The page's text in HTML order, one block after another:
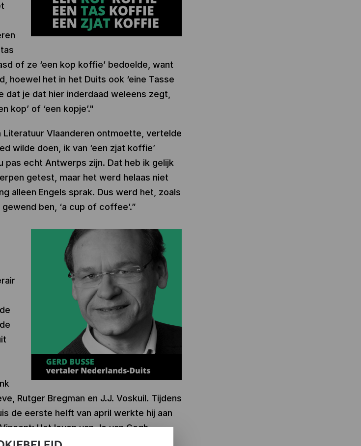
of ze ‘een kop koffie’ bedoelde, want
hoewel het in het Duits ook ‘eine Tasse
dat je dat hier inderdaad weleens zegt,
kop’ of ‘een kopje’."
Literatuur Vlaanderen ontmoette, vertelde
wilde doen, ik van ‘een zjat koffie’
pas echt Antwerps zijn. Dat heb ik gelijk
getest, maar het werd helaas niet
alleen Engels sprak. Dus werd het, zoals
ben, ‘a cup of coffee’.”
Rutger Bregman en J.J. Voskuil. Tijdens
de eerste helft van april werkte hij aan
Het leven van Jo van Gogh-